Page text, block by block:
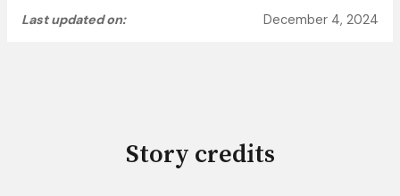
Last updated on:
December 4, 2024
Story credits